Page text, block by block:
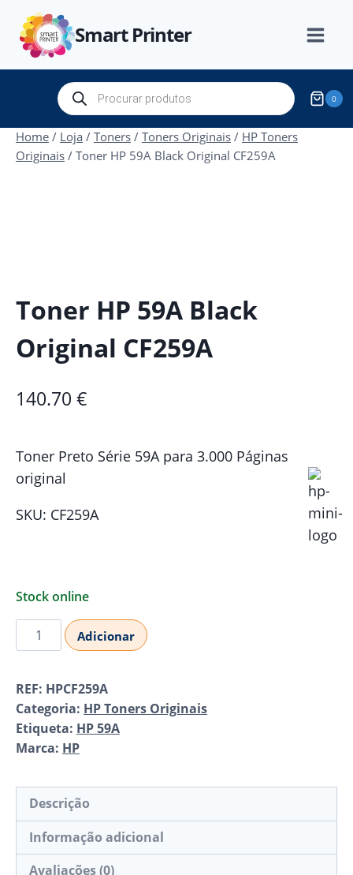
content
Smart Printer
Products
search 0
Home / Loja / Toners / Toners Originais / HP Toners
Originais / Toner HP 59A Black Original CF259A
Toner HP 59A Black
Original CF259A
140.70 €
Toner Preto Série 59A para 3.000 Páginas
original
SKU: CF259A
Stock online
Quantidade
de
HP
59A
Black
CF259A
Adicionar
REF: HPCF259A
Categoria: HP Toners Originais
Etiqueta: HP 59A
Marca: HP
Descrição
Informação adicional
Avaliações (0)